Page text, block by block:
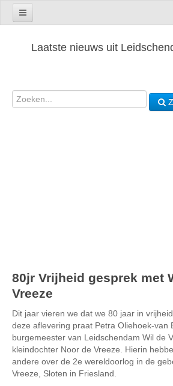
Laatste nieuws uit
80jr Vrijheid gesprek met
Vreeze
Dit jaar vieren we dat we 80 jaar in
deze aflevering praat Petra Oliehoek-van
burgemeester van Leidschendam Wil de
kleindochter Noor de Vreeze. Hierin
andere over de 2e wereldoorlog in de
Vreeze, Sloten in Friesland.